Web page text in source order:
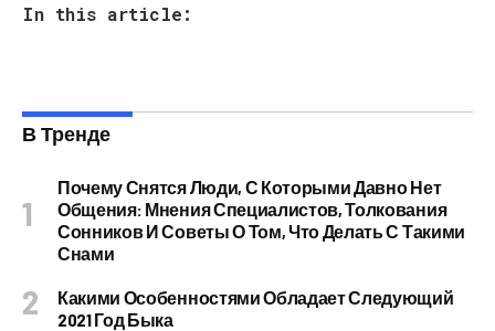
In this article:
В Тренде
Почему Снятся Люди, С Которыми Давно Нет
Общения: Мнения Специалистов, Толкования
Сонников И Советы О Том, Что Делать С Такими
Снами
Какими Особенностями Обладает Следующий
2021 Год Быка